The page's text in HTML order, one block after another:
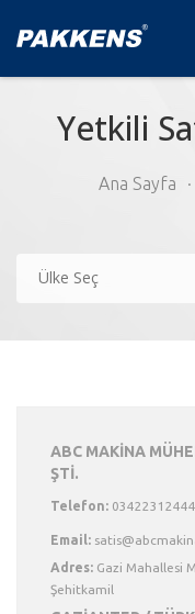
Yetkili
Ana Sayfa
Ülke Seç
ABC MAKİNA
ŞTİ.
Telefon: 03422312444
Email:
Adres: Gazi Mahallesi
Şehitkamil